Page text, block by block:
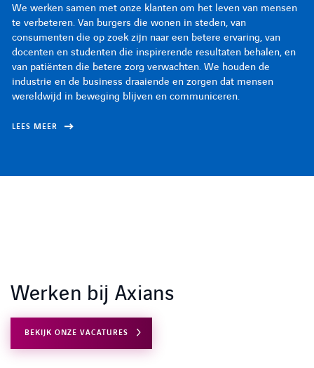
We werken samen met onze klanten om het leven van mensen
te verbeteren. Van burgers die wonen in steden, van
consumenten die op zoek zijn naar een betere ervaring, van
docenten en studenten die inspirerende resultaten behalen, en
van patiënten die betere zorg verwachten. We houden de
industrie en de business draaiende en zorgen dat mensen
wereldwijd in beweging blijven en communiceren.
LEES MEER
We werken samen met onze klanten om het leven van mensen
te verbeteren. Van burgers die wonen in steden, van
consumenten die op zoek zijn naar een betere ervaring, van
docenten en studenten die inspirerende resultaten behalen, en
van patiënten die betere zorg verwachten. We houden de
industrie en de business draaiende en zorgen dat mensen
wereldwijd in beweging blijven en communiceren.
LEES MEER
We werken samen met onze klanten om het leven van mensen
te verbeteren. Van burgers die wonen in steden, van
consumenten die op zoek zijn naar een betere ervaring, van
docenten en studenten die inspirerende resultaten behalen, en
van patiënten die betere zorg verwachten. We houden de
industrie en de business draaiende en zorgen dat mensen
wereldwijd in beweging blijven en communiceren.
LEES MEER
Werken bij Axians
BEKIJK ONZE VACATURES